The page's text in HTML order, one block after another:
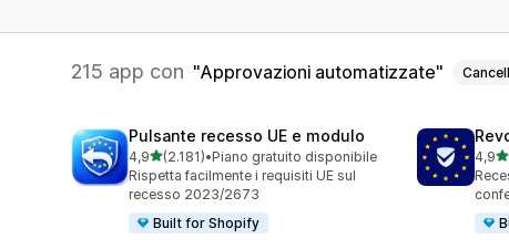
215 app con Approvazioni automatizzate
Pulsante recesso UE e modulo
4,9stelle su 5
(2.181)
2181 recensioni totali
•Piano gratuito disponibile
Rispetta facilmente i requisiti UE sul
recesso 2023/2673
Built for Shopify
4,9
486